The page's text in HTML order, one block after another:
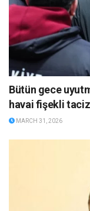
Bütün gece
havai fişekli taciz
MARCH 31, 2026